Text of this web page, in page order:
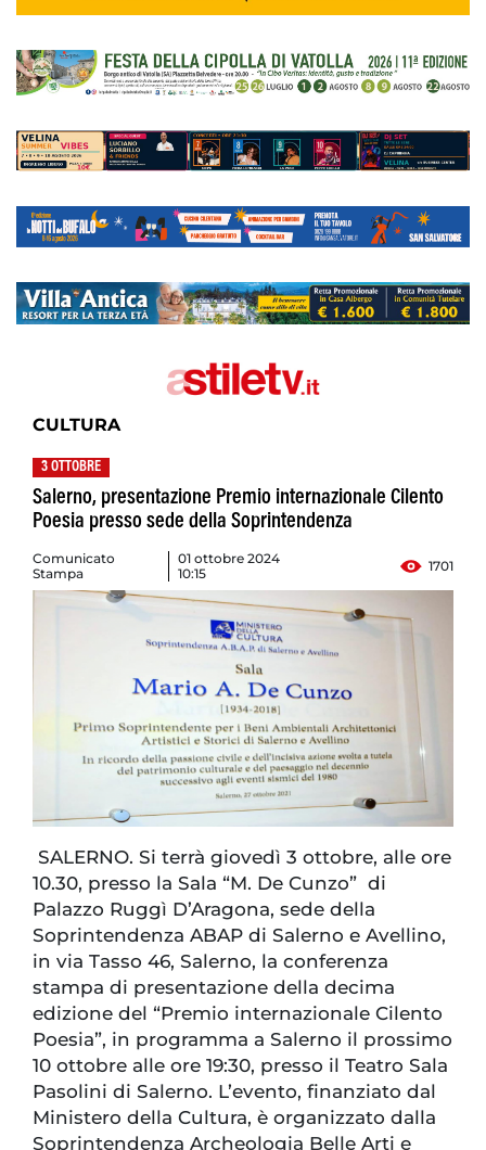
CULTURA
3 OTTOBRE
Salerno, presentazione Premio internazionale Cilento
Poesia presso sede della Soprintendenza
Comunicato
Stampa
01 ottobre 2024
10:15
1701
SALERNO. Si terrà giovedì 3 ottobre, alle ore
10.30, presso la Sala “M. De Cunzo” di
Palazzo Ruggì D’Aragona, sede della
Soprintendenza ABAP di Salerno e Avellino,
in via Tasso 46, Salerno, la conferenza
stampa di presentazione della decima
edizione del “Premio internazionale Cilento
Poesia”, in programma a Salerno il prossimo
10 ottobre alle ore 19:30, presso il Teatro Sala
Pasolini di Salerno. L’evento, finanziato dal
Ministero della Cultura, è organizzato dalla
Soprintendenza Archeologia Belle Arti e